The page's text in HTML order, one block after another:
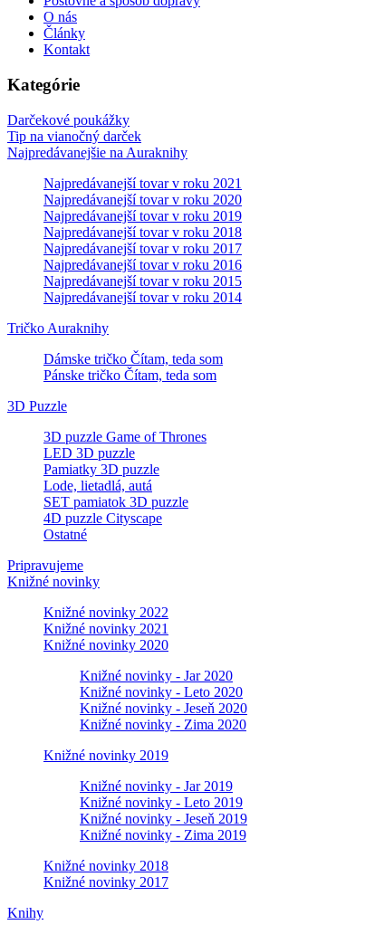
O nás
Články
Kontakt
Kategórie
Darčekové poukážky
Tip na vianočný darček
Najpredávanejšie na Auraknihy
Najpredávanejší tovar v roku 2021
Najpredávanejší tovar v roku 2020
Najpredávanejší tovar v roku 2019
Najpredávanejší tovar v roku 2018
Najpredávanejší tovar v roku 2017
Najpredávanejší tovar v roku 2016
Najpredávanejší tovar v roku 2015
Najpredávanejší tovar v roku 2014
Tričko Auraknihy
Dámske tričko Čítam, teda som
Pánske tričko Čítam, teda som
3D Puzzle
3D puzzle Game of Thrones
LED 3D puzzle
Pamiatky 3D puzzle
Lode, lietadlá, autá
SET pamiatok 3D puzzle
4D puzzle Cityscape
Ostatné
Pripravujeme
Knižné novinky
Knižné novinky 2022
Knižné novinky 2021
Knižné novinky 2020
Knižné novinky - Jar 2020
Knižné novinky - Leto 2020
Knižné novinky - Jeseň 2020
Knižné novinky - Zima 2020
Knižné novinky 2019
Knižné novinky - Jar 2019
Knižné novinky - Leto 2019
Knižné novinky - Jeseň 2019
Knižné novinky - Zima 2019
Knižné novinky 2018
Knižné novinky 2017
Knihy